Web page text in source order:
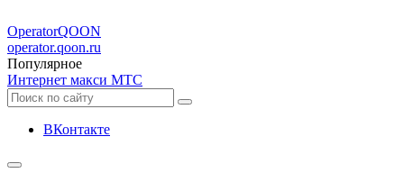
OperatorQOON
operator.qoon.ru
Популярное
Интернет макси МТС
ВКонтакте